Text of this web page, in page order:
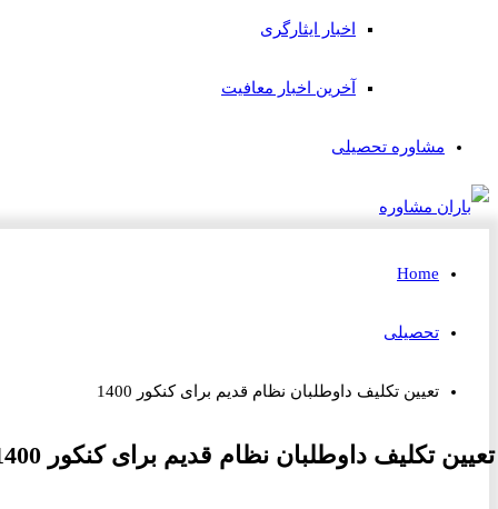
اخبار ایثارگری
آخرین اخبار معافیت
مشاوره تحصیلی
Home
تحصیلی
تعیین تکلیف داوطلبان نظام قدیم برای کنکور 1400
تکلیف داوطلبان نظام قدیم برای کنکور 1400